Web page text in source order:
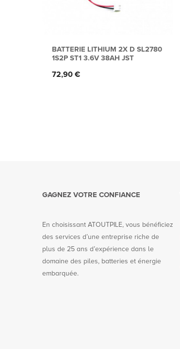
BATTERIE LITHIUM 2X D SL2780
1S2P ST1 3.6V 38AH JST
Prix
72,90 €
GAGNEZ VOTRE CONFIANCE
En choisissant ATOUTPILE, vous bénéficiez
des services d’une entreprise riche de
plus de 25 ans d’expérience dans le
domaine des piles, batteries et énergie
embarquée.